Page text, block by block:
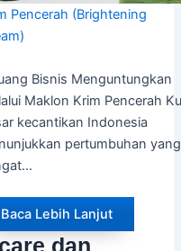
Pencerah (Brightening
Bisnis Menguntungkan
Maklon Krim Pencerah
kecantikan Indonesia
pertumbuhan yang
Baca Lebih Lanjut
dan